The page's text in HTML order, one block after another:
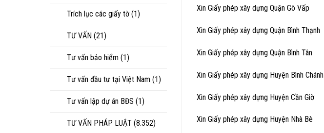
Trích lục các giấy tờ (1)
TƯ VẤN (21)
Tư vấn bảo hiểm (1)
Tư vấn đầu tư tại Việt Nam (1)
Tư vấn lập dự án BĐS (1)
TƯ VẤN PHÁP LUẬT (8.352)
Xin Giấy phép xây dựng Quận Gò Vấp
Xin Giấy phép xây dựng Quận Bình Thạnh
Xin Giấy phép xây dựng Quận Bình Tân
Xin Giấy phép xây dựng Huyện Bình Chánh
Xin Giấy phép xây dựng Huyện Cần Giờ
Xin Giấy phép xây dựng Huyện Nhà Bè